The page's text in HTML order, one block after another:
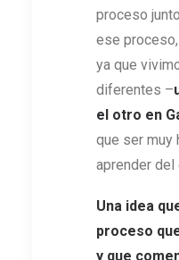
proceso
ese proceso,
ya que
diferentes –
el otro en
que ser muy
aprender del
Una idea
proceso
y que